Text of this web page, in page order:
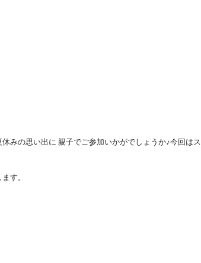
みの思い出に 親子でご参加いかがでしょうか♪今回はス
す。